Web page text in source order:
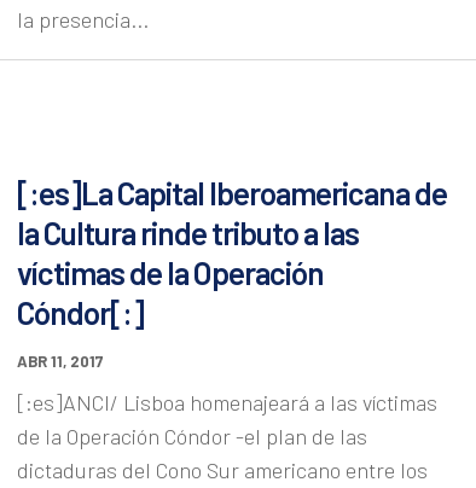
la presencia...
[:es]La Capital Iberoamericana de
la Cultura rinde tributo a las
víctimas de la Operación
Cóndor[:]
ABR 11, 2017
[:es]ANCI/ Lisboa homenajeará a las víctimas
de la Operación Cóndor -el plan de las
dictaduras del Cono Sur americano entre los